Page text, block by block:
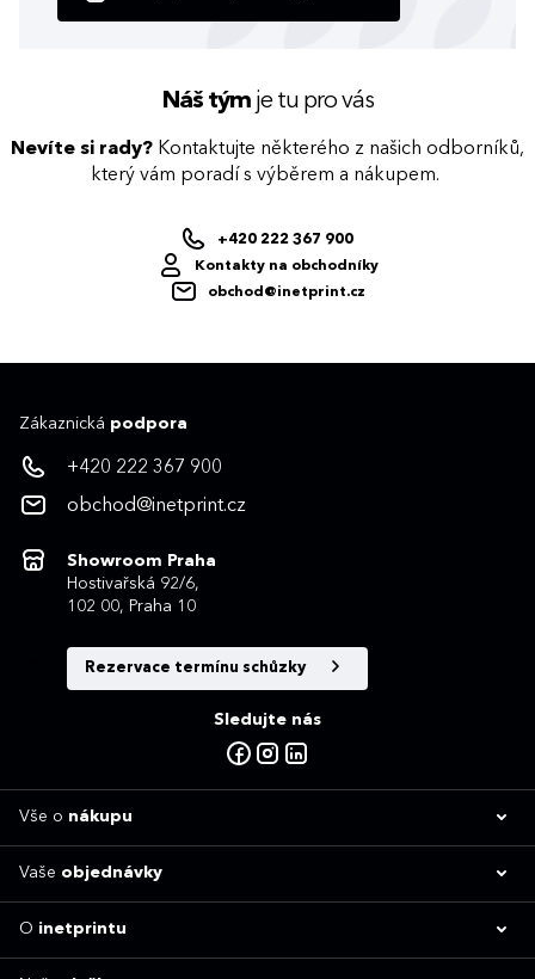
Náš týmje tu pro vás
Nevíte si rady? Kontaktujte některého z našich odborníků,
který vám poradí s výběrem a nákupem.
+420 222 367 900
Kontakty na obchodníky
obchod@inetprint.cz
Zákaznická podpora
+420 222 367 900
obchod@inetprint.cz
Showroom Praha
Hostivařská 92/6,
102 00, Praha 10
Rezervace termínu schůzky
Sledujte nás
Vše o nákupu
Vaše objednávky
O inetprintu